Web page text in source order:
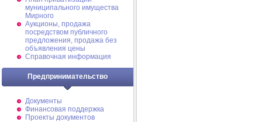
муниципального имущества
Мирного
Аукционы, продажа
посредством публичного
предложения, продажа без
объявления цены
Справочная информация
Предпринимательство
Документы
Финансовая поддержка
Проекты документов